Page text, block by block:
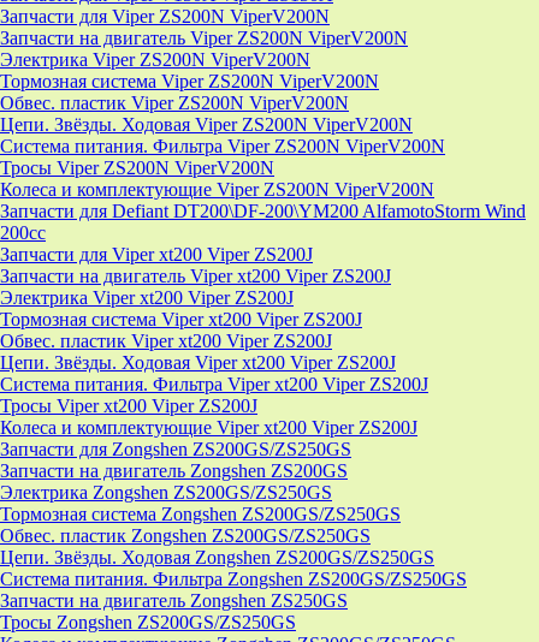
Запчасти для Viper ZS200N ViperV200N
Запчасти на двигатель Viper ZS200N ViperV200N
Электрика Viper ZS200N ViperV200N
Тормозная система Viper ZS200N ViperV200N
Обвес. пластик Viper ZS200N ViperV200N
Цепи. Звёзды. Ходовая Viper ZS200N ViperV200N
Система питания. Фильтра Viper ZS200N ViperV200N
Тросы Viper ZS200N ViperV200N
Колеса и комплектующие Viper ZS200N ViperV200N
Запчасти для Defiant DT200\DF-200\YM200 AlfamotoStorm Wind
200cc
Запчасти для Viper xt200 Viper ZS200J
Запчасти на двигатель Viper xt200 Viper ZS200J
Электрика Viper xt200 Viper ZS200J
Тормозная система Viper xt200 Viper ZS200J
Обвес. пластик Viper xt200 Viper ZS200J
Цепи. Звёзды. Ходовая Viper xt200 Viper ZS200J
Система питания. Фильтра Viper xt200 Viper ZS200J
Тросы Viper xt200 Viper ZS200J
Колеса и комплектующие Viper xt200 Viper ZS200J
Запчасти для Zongshen ZS200GS/ZS250GS
Запчасти на двигатель Zongshen ZS200GS
Электрика Zongshen ZS200GS/ZS250GS
Тормозная система Zongshen ZS200GS/ZS250GS
Обвес. пластик Zongshen ZS200GS/ZS250GS
Цепи. Звёзды. Ходовая Zongshen ZS200GS/ZS250GS
Система питания. Фильтра Zongshen ZS200GS/ZS250GS
Запчасти на двигатель Zongshen ZS250GS
Тросы Zongshen ZS200GS/ZS250GS